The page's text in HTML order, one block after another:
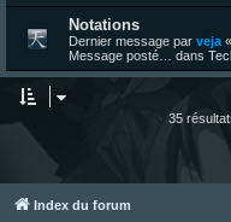
Notations
Dernier message par veja «
Message posté… dans
35
Index du forum